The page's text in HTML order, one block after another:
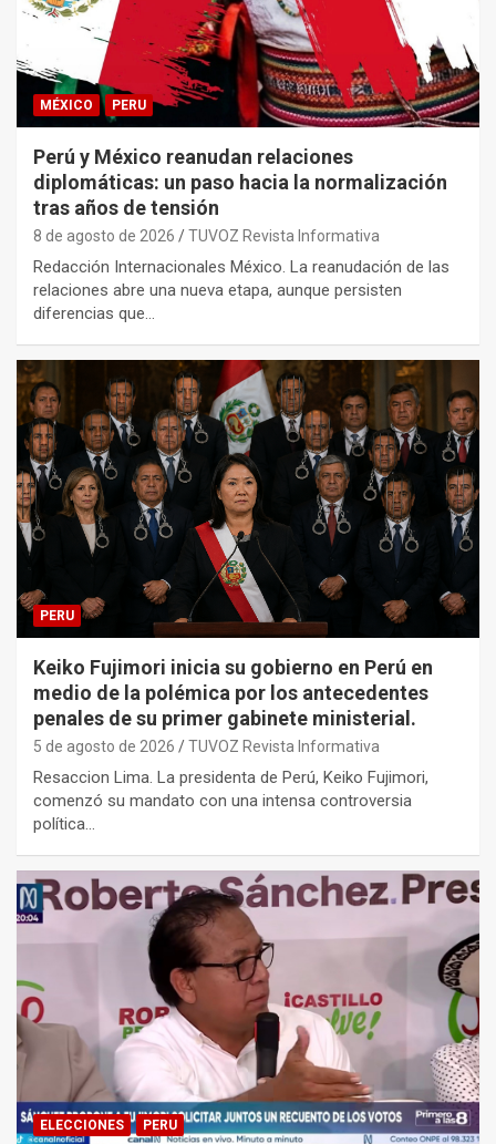
MÉXICO PERU
Perú y México reanudan relaciones
diplomáticas: un paso hacia la normalización
tras años de tensión
8 de agosto de 2026 TUVOZ Revista Informativa
Redacción Internacionales México. La reanudación de las
relaciones abre una nueva etapa, aunque persisten
diferencias que…
PERU
Keiko Fujimori inicia su gobierno en Perú en
medio de la polémica por los antecedentes
penales de su primer gabinete ministerial.
5 de agosto de 2026 TUVOZ Revista Informativa
Resaccion Lima. La presidenta de Perú, Keiko Fujimori,
comenzó su mandato con una intensa controversia
política…
ELECCIONES PERU